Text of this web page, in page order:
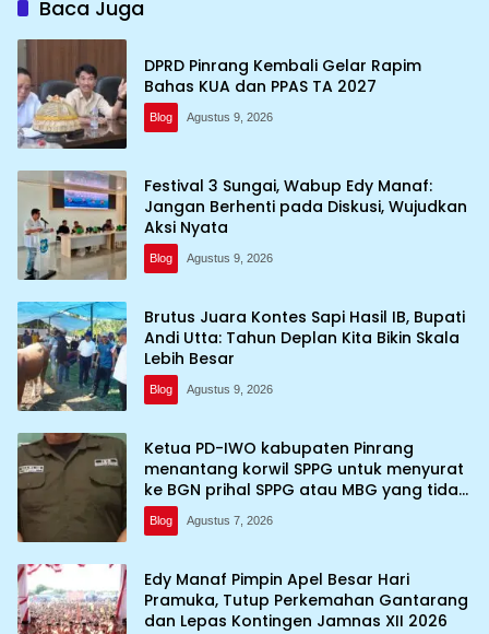
Baca Juga
DPRD Pinrang Kembali Gelar Rapim
Bahas KUA dan PPAS TA 2027
Blog Agustus 9, 2026
Festival 3 Sungai, Wabup Edy Manaf:
Jangan Berhenti pada Diskusi, Wujudkan
Aksi Nyata
Blog Agustus 9, 2026
Brutus Juara Kontes Sapi Hasil IB, Bupati
Andi Utta: Tahun Deplan Kita Bikin Skala
Lebih Besar
Blog Agustus 9, 2026
Ketua PD-IWO kabupaten Pinrang
menantang korwil SPPG untuk menyurat
ke BGN prihal SPPG atau MBG yang tidak
memenuhi syarat standar dan
persyaratan teknis
Blog Agustus 7, 2026
Edy Manaf Pimpin Apel Besar Hari
Pramuka, Tutup Perkemahan Gantarang
dan Lepas Kontingen Jamnas XII 2026